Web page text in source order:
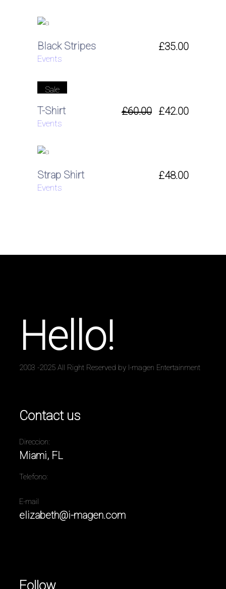
Black Stripes £35.00
Events
Sale
T-Shirt £60.00 £42.00
Events
Strap Shirt £48.00
Events
Hello!
2003 -2025 All Right Reserved by I-magen Entertainment
Contact us
Direccion:
Miami, FL
Telefono:
E-mail
elizabeth@i-magen.com
Follow